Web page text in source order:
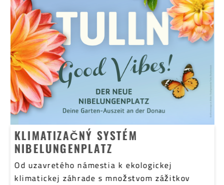
KLIMATIZAČNÝ SYSTÉM
NIBELUNGENPLATZ
Od uzavretého námestia k ekologickej
klimatickej záhrade s množstvom zážitkov